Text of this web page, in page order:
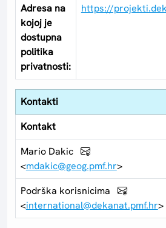
Adresa na
kojoj je
dostupna
politika
privatnosti:
https://
Kontakti
Kontakt
Mario Dakic
<mdakic@geog.pmf.hr>
Podrška korisnicima
<international@dekanat.pmf.hr>